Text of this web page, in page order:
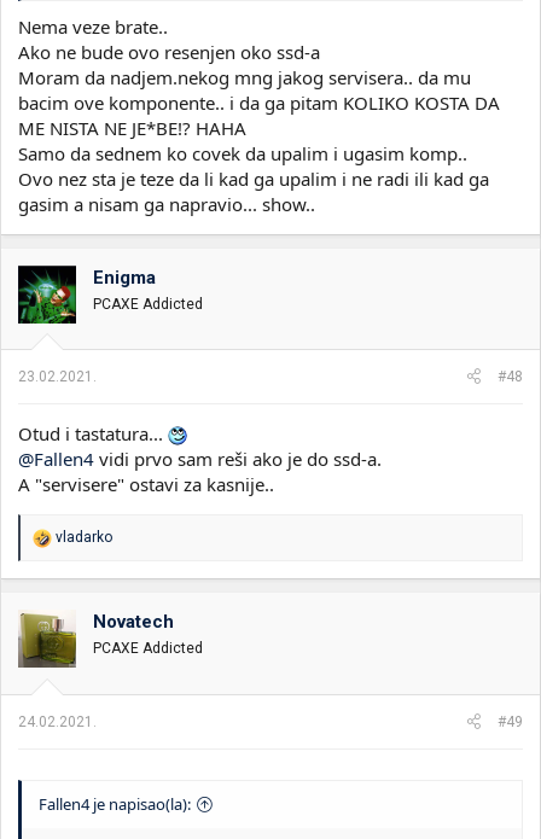
Nema veze brate..
Ako ne bude ovo resenjen oko ssd-a
Moram da nadjem.nekog mng jakog servisera.. da mu
bacim ove komponente.. i da ga pitam KOLIKO KOSTA DA
ME NISTA NE JE*BE!? HAHA
Samo da sednem ko covek da upalim i ugasim komp..
Ovo nez sta je teze da li kad ga upalim i ne radi ili kad ga
gasim a nisam ga napravio... show..
Enigma
PCAXE Addicted
23.02.2021. #48
Otud i tastatura...
@Fallen4 vidi prvo sam reši ako je do ssd-a.
A "servisere" ostavi za kasnije..
R
a
o
v
a
n
:
vladarko
Novatech
PCAXE Addicted
24.02.2021. #49
Fallen4 je napisao(la):